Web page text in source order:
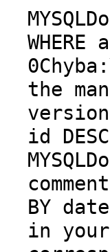
the
id
BY
in